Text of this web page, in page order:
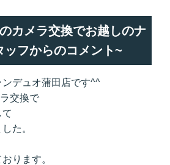
カメラ交換でお越しのナ
ッフからのコメント~
デュオ蒲田店です^^
交換で
た。
ります。